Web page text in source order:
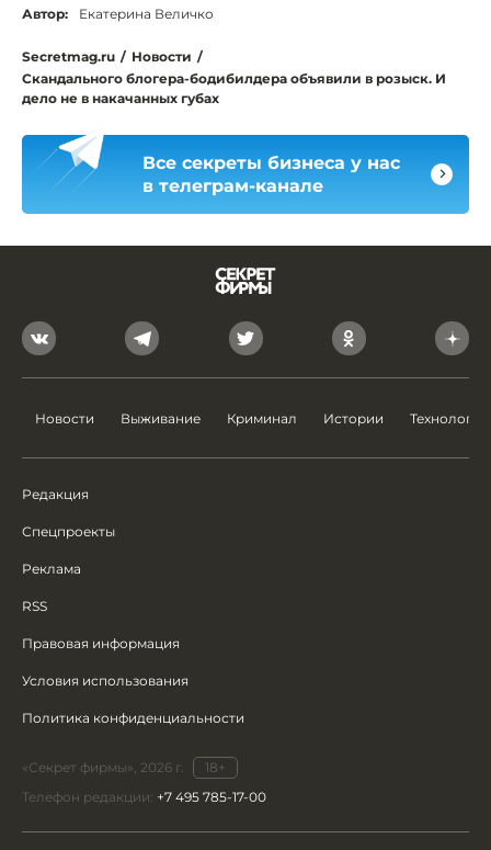
Автор: Екатерина Величко
Secretmag.ru / Новости /
Скандального блогера-бодибилдера объявили в розыск. И
дело не в накачанных губах
Все секреты бизнеса у нас
в телеграм-канале
Новости Выживание Криминал Истории Технологии
Редакция
Спецпроекты
Реклама
RSS
Правовая информация
Условия использования
Политика конфиденциальности
«Секрет фирмы», 2026 г.
18+
Телефон редакции: +7 495 785-17-00